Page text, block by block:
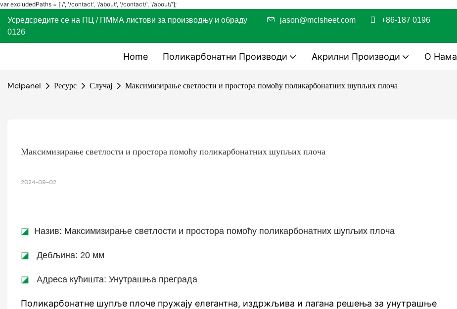
var excludedPaths = ['/', '/contact', '/about', '/contact/', '/about/'];
Усредсредите се на ПЦ / ПММА листови за производњу и обраду jason@mclsheet.com
+86-187 0196
0126
Home Поликарбонатни Производи Акрилни Производи О Нама
Mclpanel Ресурс Случај Максимизирање светлости и простора помоћу поликарбонатних шупљих плоча
Максимизирање светлости и простора помоћу поликарбонатних шупљих плоча
2024-09-02
◪ Назив: Максимизирање светлости и простора помоћу поликарбонатних шупљих плоча
◪ Дебљина: 20 мм
◪ Адреса кућишта: Унутрашња преграда
Поликарбонатне шупље плоче пружају елегантна, издржљива и лагана решења за унутрашње